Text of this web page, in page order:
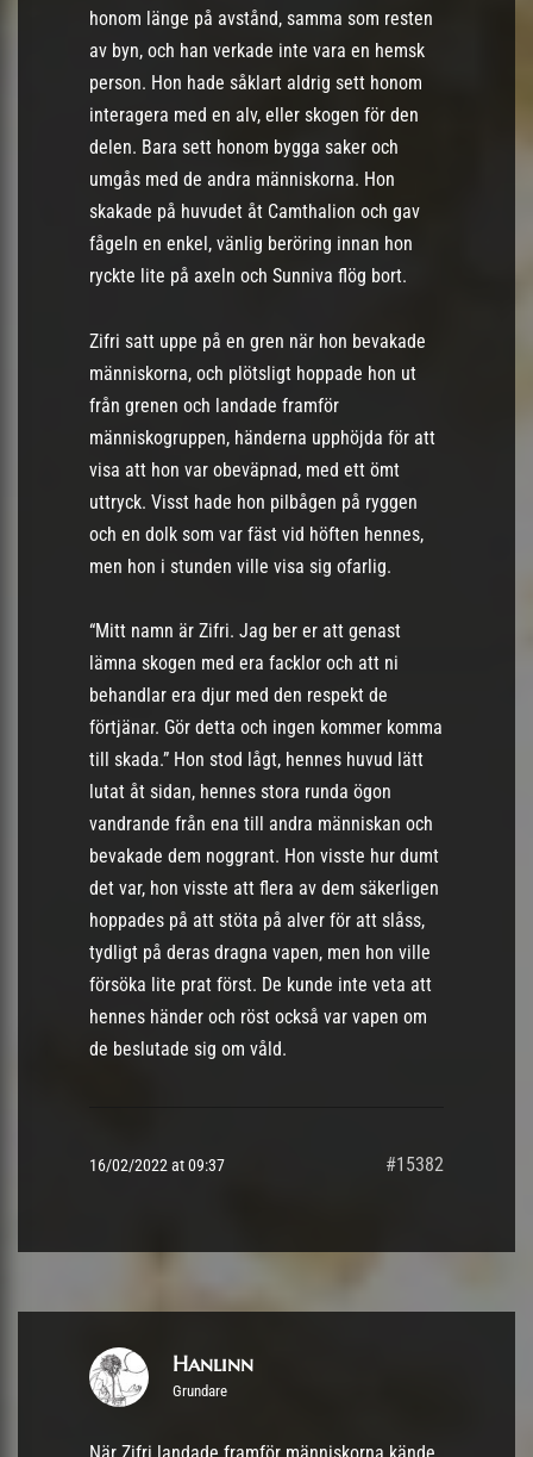
honom länge på avstånd, samma som resten
av byn, och han verkade inte vara en hemsk
person. Hon hade såklart aldrig sett honom
interagera med en alv, eller skogen för den
delen. Bara sett honom bygga saker och
umgås med de andra människorna. Hon
skakade på huvudet åt Camthalion och gav
fågeln en enkel, vänlig beröring innan hon
ryckte lite på axeln och Sunniva flög bort.
Zifri satt uppe på en gren när hon bevakade
människorna, och plötsligt hoppade hon ut
från grenen och landade framför
människogruppen, händerna upphöjda för att
visa att hon var obeväpnad, med ett ömt
uttryck. Visst hade hon pilbågen på ryggen
och en dolk som var fäst vid höften hennes,
men hon i stunden ville visa sig ofarlig.
“Mitt namn är Zifri. Jag ber er att genast
lämna skogen med era facklor och att ni
behandlar era djur med den respekt de
förtjänar. Gör detta och ingen kommer komma
till skada.” Hon stod lågt, hennes huvud lätt
lutat åt sidan, hennes stora runda ögon
vandrande från ena till andra människan och
bevakade dem noggrant. Hon visste hur dumt
det var, hon visste att flera av dem säkerligen
hoppades på att stöta på alver för att slåss,
tydligt på deras dragna vapen, men hon ville
försöka lite prat först. De kunde inte veta att
hennes händer och röst också var vapen om
de beslutade sig om våld.
16/02/2022 at 09:37 #15382
Hanlinn
Grundare